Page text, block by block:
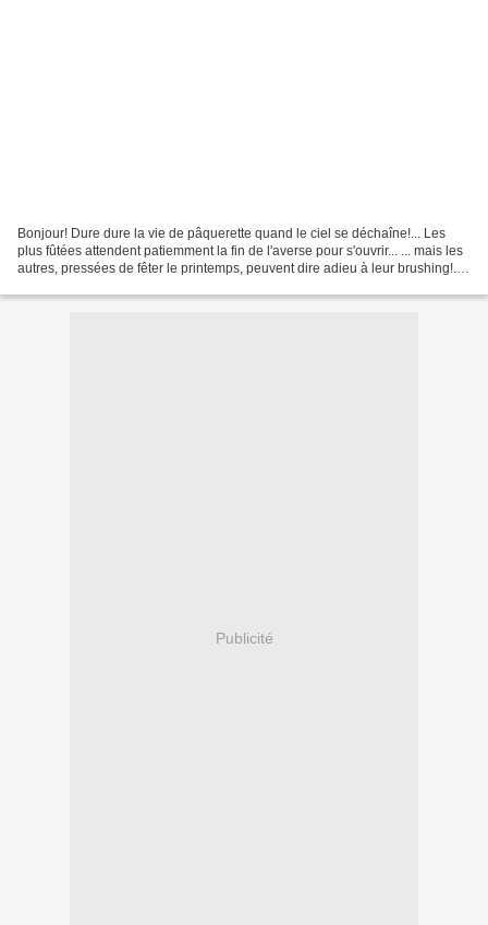
Bonjour! Dure dure la vie de pâquerette quand le ciel se déchaîne!... Les
plus fûtées attendent patiemment la fin de l'averse pour s'ouvrir... ... mais les
autres, pressées de fêter le printemps, peuvent dire adieu à leur brushing!...
Publicité